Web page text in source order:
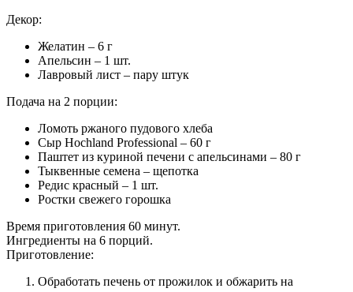
Декор:
Желатин – 6 г
Апельсин – 1 шт.
Лавровый лист – пару штук
Подача на 2 порции:
Ломоть ржаного пудового хлеба
Сыр Hochland Professional – 60 г
Паштет из куриной печени с апельсинами – 80 г
Тыквенные семена – щепотка
Редис красный – 1 шт.
Ростки свежего горошка
Время приготовления 60 минут.
Ингредиенты на 6 порций.
Приготовление:
Обработать печень от прожилок и обжарить на